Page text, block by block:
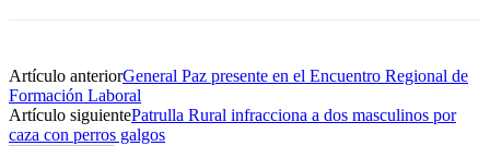
Artículo anteriorGeneral Paz presente en el Encuentro Regional de
Formación Laboral
Artículo siguientePatrulla Rural infracciona a dos masculinos por
caza con perros galgos